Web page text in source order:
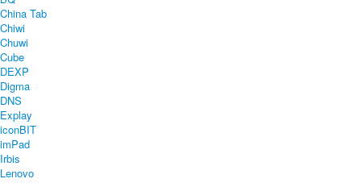
China Tab
Chiwi
Chuwi
Cube
DEXP
Digma
DNS
Explay
iconBIT
imPad
Irbis
Lenovo